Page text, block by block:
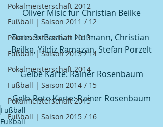
Pokalmeisterschaft 2012
Fußball | Saison 2011 / 12
Pokalmeisterschaft 2013
Fußball | Saison 2013 / 14
Pokalmeisterschaft 2014
Fußball | Saison 2014 / 15
Pokalmeisterschaft 2015
Fußball | Saison 2015 / 16
Oliver Misic für Christian Beilke
Tore: 3x Bastian Hofmann, Christian
Beilke, Yildiz Ramazan, Stefan Porzelt
Gelbe Karte: Rainer Rosenbaum
Gelb-Rote Karte: Rainer Rosenbaum
Fußball
Fußball